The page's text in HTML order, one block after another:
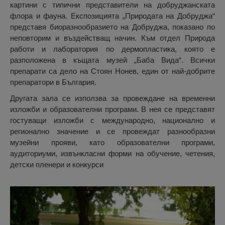
картини с типични представители на добруджанската
флора и фауна. Експозицията „Природата на Добруджа“
представя биоразнообразието на Добруджа, показано по
неповторим и въздействащ начин. Към отдел Природа
работи и лаборатория по дермопластика, която е
разположена в къщата музей „Баба Вида“. Всички
препарати са дело на Стоян Нонев, един от най-добрите
препаратори в България.
Другата зала се използва за провеждане на временни
изложби и образователни програми. В нея се представят
гостуващи изложби с международно, национално и
регионално значение и се провеждат разнообразни
музейни прояви, като образователни програми,
аудиториуми, извънкласни форми на обучение, четения,
детски пленери и конкурси